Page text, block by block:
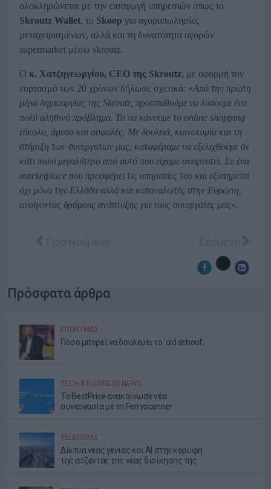
ολοκληρώνεται με την εισαγωγή υπηρεσιών όπως το
Skroutz Wallet, το Skoop για αγοραπωλησίες
μεταχειρισμένων, αλλά και τη δυνατότητα αγορών
supermarket μέσω skroutz.
Ο κ. Χατζηγεωργίου, CEO της Skroutz, με αφορμή τον
εορτασμό των 20 χρόνων δήλωσε σχετικά: «Από την πρώτη
μέρα δημιουργίας της Skroutz, προσπαθούμε να λύσουμε ένα
πολύ αληθινό πρόβλημα. Το να κάνουμε το online shopping
εύκολο, άμεσο και ασφαλές. Με δουλειά, καινοτομία και τη
στήριξη των συνεργατών μας, καταφέραμε να εξελιχθούμε σε
κάτι πολύ μεγαλύτερο από αυτό που είχαμε ονειρευτεί. Σε ένα
marketplace που προσφέρει τις υπηρεσίες του και εξυπηρετεί
όχι μόνο την Ελλάδα αλλά και καταναλωτές στην Ευρώπη,
ανοίγοντας δρόμους ανάπτυξης για τους συνεργάτες μας».
Πρόσφατα άρθρα
ΕΠΩΝΎΜΩΣ…
Πόσο μπορεί να δουλεύει το 'old school';
TECH & BUSINESS NEWS
Το BestPrice ανακοίνωσε νέα
συνεργασία με τη Ferryscanner
TELECOMS
Δίκτυα νέας γενιάς και AI στην κορυφή
της ατζέντας της νέας διοίκησης της